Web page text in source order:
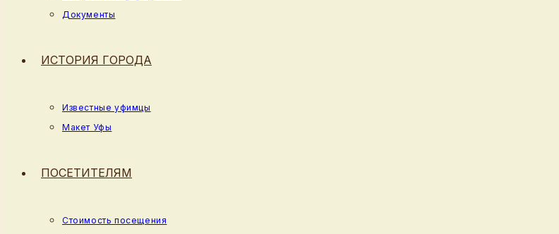
Документы
ИСТОРИЯ ГОРОДА
Известные уфимцы
Макет Уфы
ПОСЕТИТЕЛЯМ
Стоимость посещения